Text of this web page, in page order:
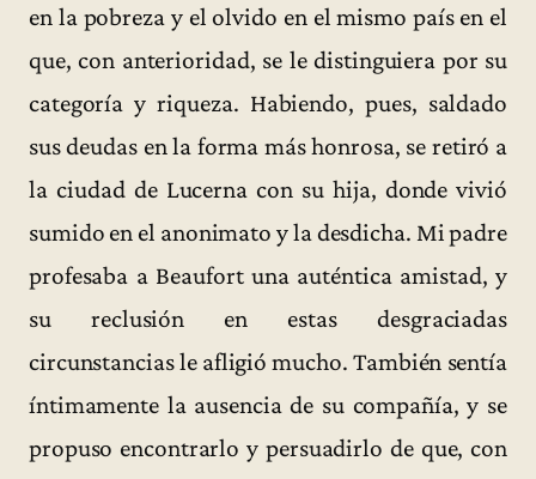
en la pobreza y el olvido en el mismo país en el
que, con anterioridad, se le distinguiera por su
categoría y riqueza. Habiendo, pues, saldado
sus deudas en la forma más honrosa, se retiró a
la ciudad de Lucerna con su hija, donde vivió
sumido en el anonimato y la desdicha. Mi padre
profesaba a Beaufort una auténtica amistad, y
su reclusión en estas desgraciadas
circunstancias le afligió mucho. También sentía
íntimamente la ausencia de su compañía, y se
propuso encontrarlo y persuadirlo de que, con